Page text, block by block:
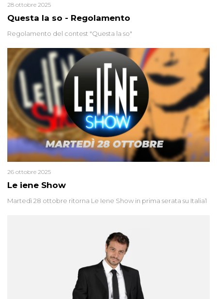
Questa la so - Regolamento
28 ottobre 2025
Regolamento del contest "Questa la so"
Le iene Show
26 ottobre 2025
Martedì 28 ottobre ritorna Le Iene Show in prima serata su Italia1